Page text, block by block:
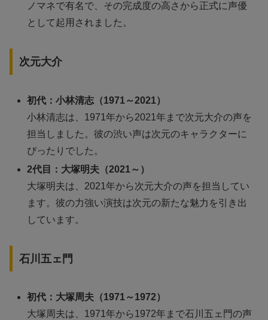
ノマネで有名で、その完成度の高さから正式に声優
として起用されました。
次元大介
初代：小林清志（1971～2021）
小林清志は、1971年から2021年まで次元大介の声を
担当しました。彼の渋い声は次元のキャラクターに
ぴったりでした。
2代目：大塚明夫（2021～）
大塚明夫は、2021年から次元大介の声を担当してい
ます。彼の力強い演技は次元の新たな魅力を引き出
しています。
石川五ェ門
初代：大塚周夫（1971～1972）
大塚周夫は、1971年から1972年まで石川五ェ門の声